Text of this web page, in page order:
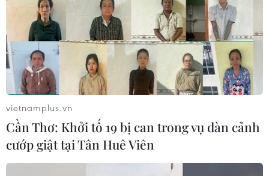
vietnamplus.vn
Cần Thơ: Khởi tố 19 bị can trong vụ dàn cảnh
cướp giật tại Tân Huê Viên